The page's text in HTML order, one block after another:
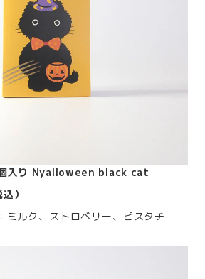
入り Nyalloween black cat
）
ミルク、ストロベリー、ピスタチ